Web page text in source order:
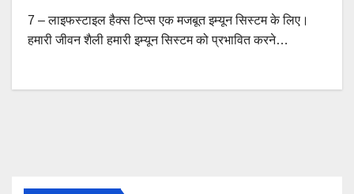
7 – लाइफस्टाइल हैक्स टिप्स एक मजबूत इम्यून सिस्टम के लिए।
हमारी जीवन शैली हमारी इम्यून सिस्टम को प्रभावित करने…